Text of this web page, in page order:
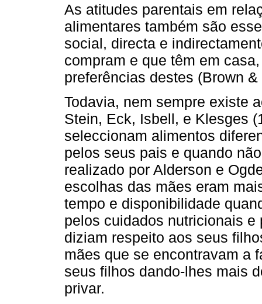
As atitudes parentais em
alimentares também são
social, directa e
compram e que têm em
preferências destes (Brown
Todavia, nem sempre existe
Stein, Eck, Isbell, e Klesges
seleccionam alimentos
pelos seus pais e quando
realizado por Alderson e
escolhas das mães eram
tempo e disponibilidade
pelos cuidados nutricionais
diziam respeito aos seus
mães que se encontravam a
seus filhos dando-lhes mais
privar.